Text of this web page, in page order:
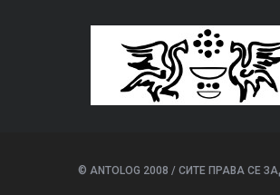
© ANTOLOG 2008 / СИТЕ ПРАВА СЕ